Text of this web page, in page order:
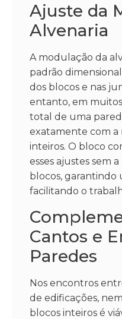
Ajuste da
Alvenaria
A modulação da
padrão
dos blocos e nas
entanto, em
total de uma
exatamente com a
inteiros. O bloco
esses ajustes sem
blocos, garantindo
facilitando o
Cantos e
Paredes
Nos encontros
de edificações,
blocos inteiros é